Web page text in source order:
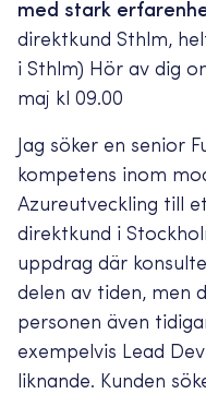
med stark
direktkund Sthlm,
i Sthlm) Hör av dig
maj kl 09.00
Jag söker en senior
kompetens inom
Azureutveckling till
direktkund i
uppdrag där
delen av tiden, men
personen även
exempelvis Lead
liknande. Kunden